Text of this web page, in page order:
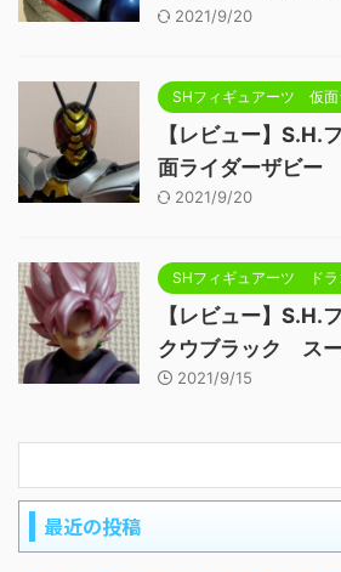
2021/9/20
SHフィギュアーツ 仮面
【レビュー】
面ライダーザビー
2021/9/20
SHフィギュアーツ ドラ
【レビュー】
クウブラック ス
2021/9/15
最近の投稿